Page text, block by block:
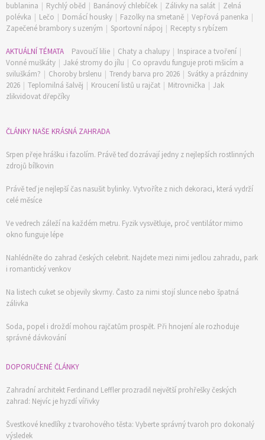
bublanina | Rychlý oběd | Banánový chlebíček | Zálivky na salát | Zelná
polévka | Lečo | Domácí housky | Fazolky na smetaně | Vepřová panenka |
Zapečené brambory s uzeným | Sportovní nápoj | Recepty s rybízem
AKTUÁLNÍ TÉMATA Pavoučí lilie | Chaty a chalupy | Inspirace a tvoření |
Vonné muškáty | Jaké stromy do jílu | Co opravdu funguje proti mšicím a
sviluškám? | Choroby brslenu | Trendy barva pro 2026 | Svátky a prázdniny
2026 | Teplomilná šalvěj | Kroucení listů u rajčat | Mitrovnička | Jak
zlikvidovat dřepčíky
ČLÁNKY NAŠE KRÁSNÁ ZAHRADA
Srpen přeje hrášku i fazolím. Právě teď dozrávají jedny z nejlepších rostlinných
zdrojů bílkovin
Právě teď je nejlepší čas nasušit bylinky. Vytvoříte z nich dekoraci, která vydrží
celé měsíce
Ve vedrech záleží na každém metru. Fyzik vysvětluje, proč ventilátor mimo
okno funguje lépe
Nahlédněte do zahrad českých celebrit. Najdete mezi nimi jedlou zahradu, park
i romantický venkov
Na listech cuket se objevily skvrny. Často za nimi stojí slunce nebo špatná
zálivka
Soda, popel i droždí mohou rajčatům prospět. Při hnojení ale rozhoduje
správné dávkování
DOPORUČENÉ ČLÁNKY
Zahradní architekt Ferdinand Leffler prozradil největší prohřešky českých
zahrad: Nejvíc je hyzdí vířivky
Švestkové knedlíky z tvarohového těsta: Vyberte správný tvaroh pro dokonalý
výsledek